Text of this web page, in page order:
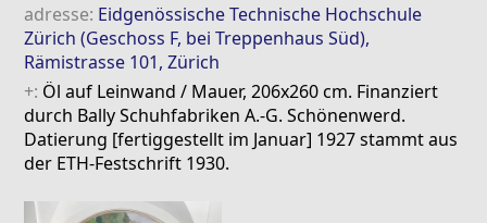
adresse: Eidgenössische Technische Hochschule
Zürich (Geschoss F, bei Treppenhaus Süd),
Rämistrasse 101, Zürich
+: Öl auf Leinwand / Mauer, 206x260 cm. Finanziert
durch Bally Schuhfabriken A.-G. Schönenwerd.
Datierung [fertiggestellt im Januar] 1927 stammt aus
der ETH-Festschrift 1930.